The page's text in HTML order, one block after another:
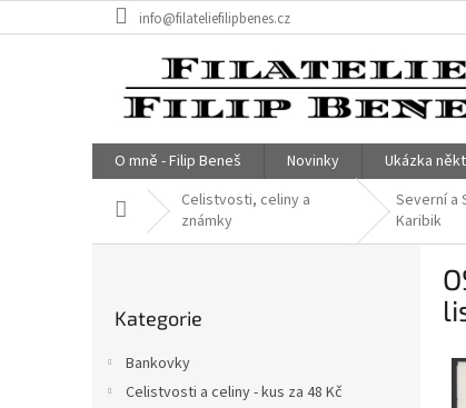
na
info@filateliefilipbenes.cz
O mně - Filip Beneš Novinky Ukázka
Domů Celistvosti, celiny a
známky
Severní a
Karibik
kategorie
Kategorie
Bankovky
Celistvosti a celiny - kus za 48 Kč